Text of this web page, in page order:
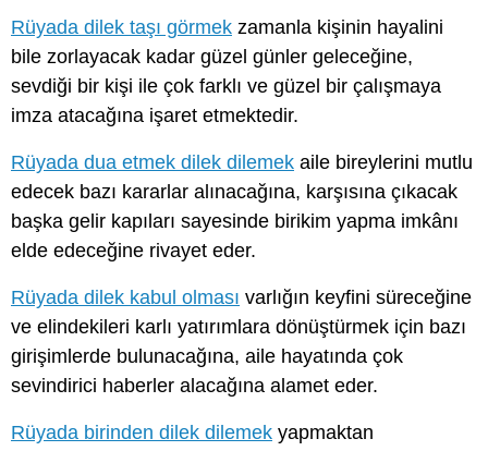
Rüyada dilek taşı görmek zamanla kişinin hayalini
bile zorlayacak kadar güzel günler geleceğine,
sevdiği bir kişi ile çok farklı ve güzel bir çalışmaya
imza atacağına işaret etmektedir.
Rüyada dua etmek dilek dilemek aile bireylerini mutlu
edecek bazı kararlar alınacağına, karşısına çıkacak
başka gelir kapıları sayesinde birikim yapma imkânı
elde edeceğine rivayet eder.
Rüyada dilek kabul olması varlığın keyfini süreceğine
ve elindekileri karlı yatırımlara dönüştürmek için bazı
girişimlerde bulunacağına, aile hayatında çok
sevindirici haberler alacağına alamet eder.
Rüyada birinden dilek dilemek yapmaktan